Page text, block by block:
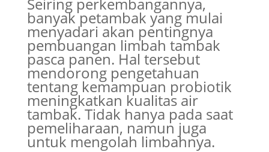
banyak petambak yang mulai
menyadari akan pentingnya
pembuangan limbah tambak
pasca panen. Hal tersebut
mendorong pengetahuan
tentang kemampuan probiotik
meningkatkan kualitas air
tambak. Tidak hanya pada saat
pemeliharaan, namun juga
untuk mengolah limbahnya.